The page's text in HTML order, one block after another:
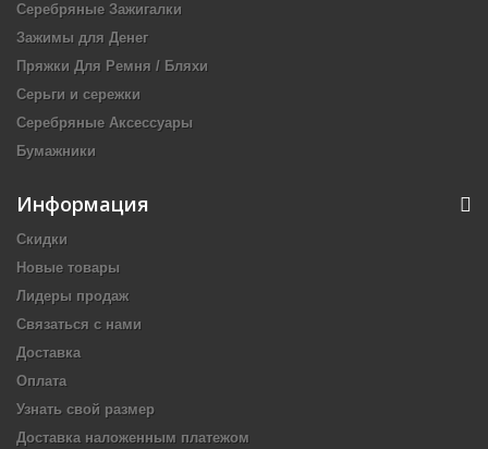
Серебряные Зажигалки
Зажимы для Денег
Пряжки Для Ремня / Бляхи
Серьги и сережки
Серебряные Аксессуары
Бумажники
Информация
Скидки
Новые товары
Лидеры продаж
Связаться с нами
Доставка
Оплата
Узнать свой размер
Доставка наложенным платежом